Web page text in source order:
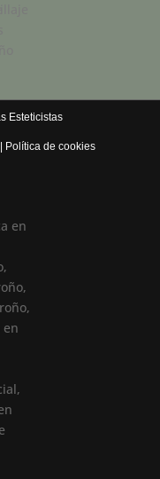
Esteticistas
Política de cookies